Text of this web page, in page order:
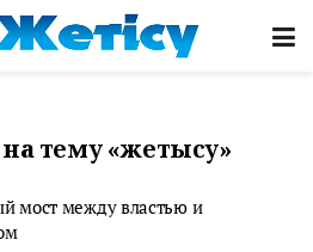
тему «жетысу»
мост между властью и